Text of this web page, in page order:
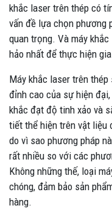
khắc laser trên thép có
vấn đề lựa chọn phương
quan trọng. Và máy
hảo nhất để thực hiện
Máy khắc laser trên
đỉnh cao của sự hiện
khắc đạt độ tinh xảo và
tiết thể hiện trên vật liệu
do vì sao phương pháp
rất nhiều so với các
Không những thế, loại
chóng, đảm bảo sản
hàng.